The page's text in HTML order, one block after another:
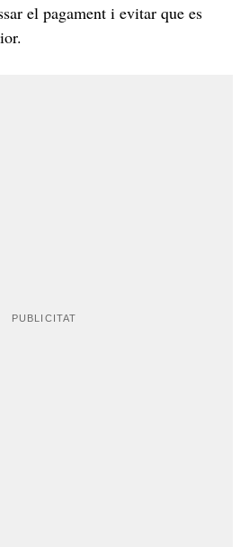
el pagament i evitar que es